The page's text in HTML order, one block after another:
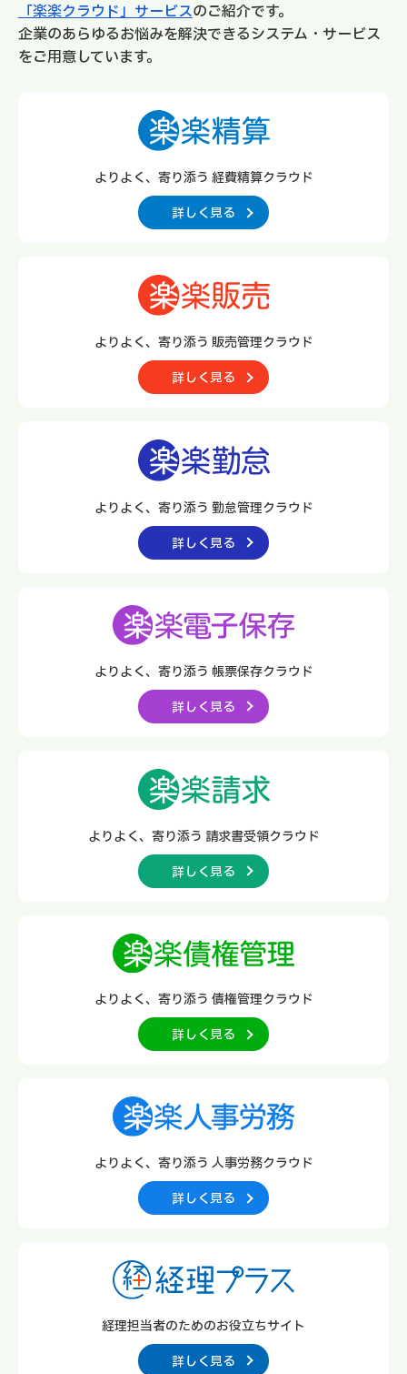
「楽楽クラウド」サービスのご紹介です。
企業のあらゆるお悩みを解決できるシステム・サービス
をご用意しています。
よりよく、寄り添う 経費精算クラウド
詳しく見る
よりよく、寄り添う 販売管理クラウド
詳しく見る
よりよく、寄り添う 勤怠管理クラウド
詳しく見る
よりよく、寄り添う 帳票保存クラウド
詳しく見る
よりよく、寄り添う 請求書受領クラウド
詳しく見る
よりよく、寄り添う 債権管理クラウド
詳しく見る
よりよく、寄り添う 人事労務クラウド
詳しく見る
経理担当者のためのお役立ちサイト
詳しく見る